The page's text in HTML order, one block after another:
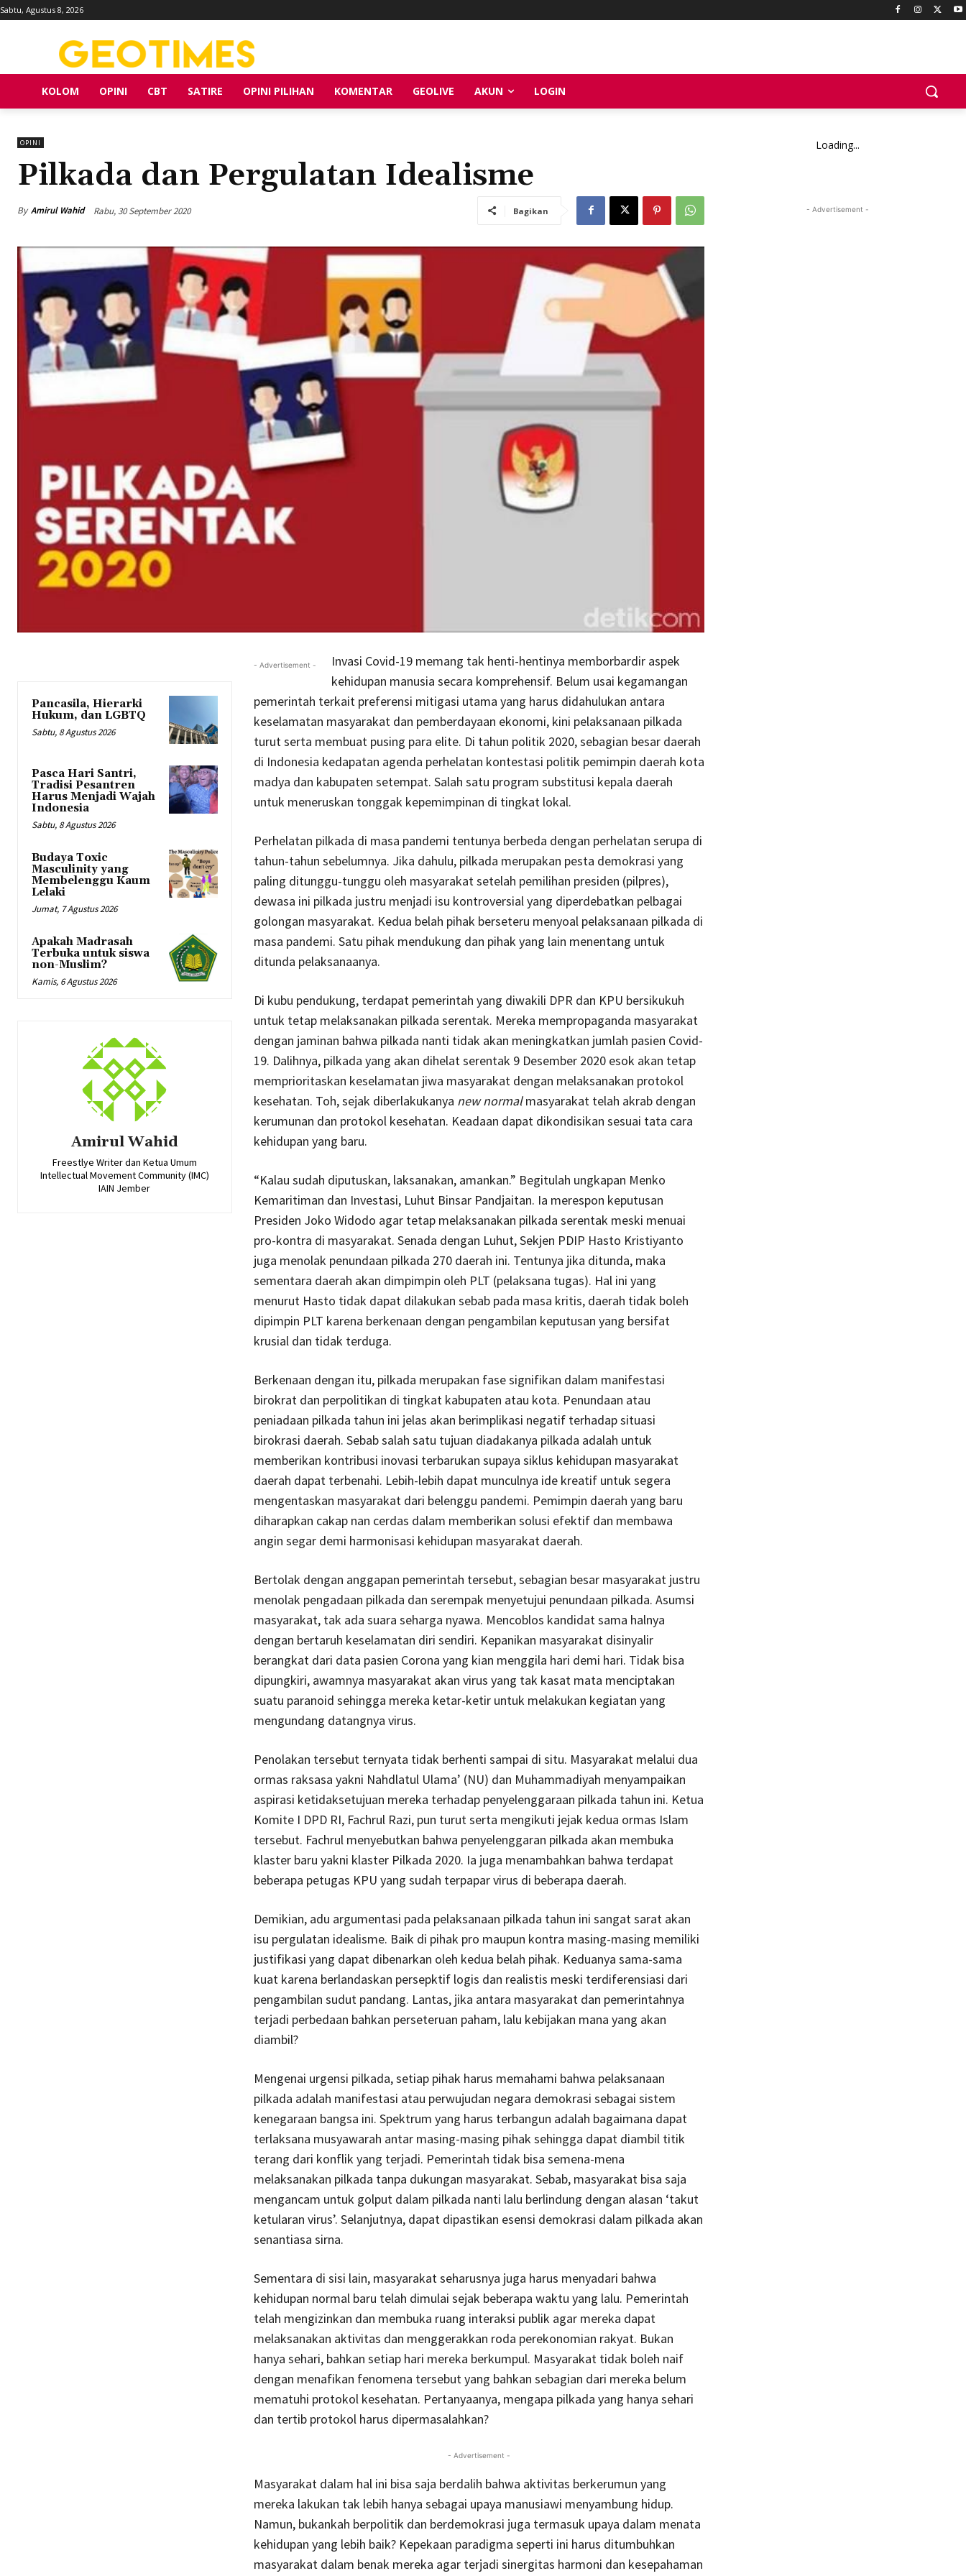
Sabtu, Agustus 8, 2026
KOLOM OPINI CBT SATIRE OPINI PILIHAN KOMENTAR GEOLIVE AKUN LOGIN
OPINI
Pilkada dan Pergulatan Idealisme
By Amirul Wahid Rabu, 30 September 2020 Bagikan
Pancasila, Hierarki
Hukum, dan LGBTQ
Sabtu, 8 Agustus 2026
Pasca Hari Santri,
Tradisi Pesantren
Harus Menjadi Wajah
Indonesia
Sabtu, 8 Agustus 2026
Budaya Toxic
Masculinity yang
Membelenggu Kaum
Lelaki
Jumat, 7 Agustus 2026
Apakah Madrasah
Terbuka untuk siswa
non-Muslim?
Kamis, 6 Agustus 2026
Amirul Wahid
Freestlye Writer dan Ketua Umum
Intellectual Movement Community (IMC)
IAIN Jember
- Advertisement -
Invasi Covid-19 memang tak henti-hentinya memborbardir aspek
kehidupan manusia secara komprehensif. Belum usai kegamangan
pemerintah terkait preferensi mitigasi utama yang harus didahulukan antara
keselamatan masyarakat dan pemberdayaan ekonomi, kini pelaksanaan pilkada
turut serta membuat pusing para elite. Di tahun politik 2020, sebagian besar daerah
di Indonesia kedapatan agenda perhelatan kontestasi politik pemimpin daerah kota
madya dan kabupaten setempat. Salah satu program substitusi kepala daerah
untuk meneruskan tonggak kepemimpinan di tingkat lokal.
Perhelatan pilkada di masa pandemi tentunya berbeda dengan perhelatan serupa di
tahun-tahun sebelumnya. Jika dahulu, pilkada merupakan pesta demokrasi yang
paling ditunggu-tunggu oleh masyarakat setelah pemilihan presiden (pilpres),
dewasa ini pilkada justru menjadi isu kontroversial yang diperdebatkan pelbagai
golongan masyarakat. Kedua belah pihak berseteru menyoal pelaksanaan pilkada di
masa pandemi. Satu pihak mendukung dan pihak yang lain menentang untuk
ditunda pelaksanaanya.
Di kubu pendukung, terdapat pemerintah yang diwakili DPR dan KPU bersikukuh
untuk tetap melaksanakan pilkada serentak. Mereka mempropaganda masyarakat
dengan jaminan bahwa pilkada nanti tidak akan meningkatkan jumlah pasien Covid-
19. Dalihnya, pilkada yang akan dihelat serentak 9 Desember 2020 esok akan tetap
memprioritaskan keselamatan jiwa masyarakat dengan melaksanakan protokol
kesehatan. Toh, sejak diberlakukanya new normalmasyarakat telah akrab dengan
kerumunan dan protokol kesehatan. Keadaan dapat dikondisikan sesuai tata cara
kehidupan yang baru.
“Kalau sudah diputuskan, laksanakan, amankan.” Begitulah ungkapan Menko
Kemaritiman dan Investasi, Luhut Binsar Pandjaitan. Ia merespon keputusan
Presiden Joko Widodo agar tetap melaksanakan pilkada serentak meski menuai
pro-kontra di masyarakat. Senada dengan Luhut, Sekjen PDIP Hasto Kristiyanto
juga menolak penundaan pilkada 270 daerah ini. Tentunya jika ditunda, maka
sementara daerah akan dimpimpin oleh PLT (pelaksana tugas). Hal ini yang
menurut Hasto tidak dapat dilakukan sebab pada masa kritis, daerah tidak boleh
dipimpin PLT karena berkenaan dengan pengambilan keputusan yang bersifat
krusial dan tidak terduga.
Berkenaan dengan itu, pilkada merupakan fase signifikan dalam manifestasi
birokrat dan perpolitikan di tingkat kabupaten atau kota. Penundaan atau
peniadaan pilkada tahun ini jelas akan berimplikasi negatif terhadap situasi
birokrasi daerah. Sebab salah satu tujuan diadakanya pilkada adalah untuk
memberikan kontribusi inovasi terbarukan supaya siklus kehidupan masyarakat
daerah dapat terbenahi. Lebih-lebih dapat munculnya ide kreatif untuk segera
mengentaskan masyarakat dari belenggu pandemi. Pemimpin daerah yang baru
diharapkan cakap nan cerdas dalam memberikan solusi efektif dan membawa
angin segar demi harmonisasi kehidupan masyarakat daerah.
Bertolak dengan anggapan pemerintah tersebut, sebagian besar masyarakat justru
menolak pengadaan pilkada dan serempak menyetujui penundaan pilkada. Asumsi
masyarakat, tak ada suara seharga nyawa. Mencoblos kandidat sama halnya
dengan bertaruh keselamatan diri sendiri. Kepanikan masyarakat disinyalir
berangkat dari data pasien Corona yang kian menggila hari demi hari. Tidak bisa
dipungkiri, awamnya masyarakat akan virus yang tak kasat mata menciptakan
suatu paranoid sehingga mereka ketar-ketir untuk melakukan kegiatan yang
mengundang datangnya virus.
Penolakan tersebut ternyata tidak berhenti sampai di situ. Masyarakat melalui dua
ormas raksasa yakni Nahdlatul Ulama’ (NU) dan Muhammadiyah menyampaikan
aspirasi ketidaksetujuan mereka terhadap penyelenggaraan pilkada tahun ini. Ketua
Komite I DPD RI, Fachrul Razi, pun turut serta mengikuti jejak kedua ormas Islam
tersebut. Fachrul menyebutkan bahwa penyelenggaran pilkada akan membuka
klaster baru yakni klaster Pilkada 2020. Ia juga menambahkan bahwa terdapat
beberapa petugas KPU yang sudah terpapar virus di beberapa daerah.
Demikian, adu argumentasi pada pelaksanaan pilkada tahun ini sangat sarat akan
isu pergulatan idealisme. Baik di pihak pro maupun kontra masing-masing memiliki
justifikasi yang dapat dibenarkan oleh kedua belah pihak. Keduanya sama-sama
kuat karena berlandaskan persepktif logis dan realistis meski terdiferensiasi dari
pengambilan sudut pandang. Lantas, jika antara masyarakat dan pemerintahnya
terjadi perbedaan bahkan perseteruan paham, lalu kebijakan mana yang akan
diambil?
Mengenai urgensi pilkada, setiap pihak harus memahami bahwa pelaksanaan
pilkada adalah manifestasi atau perwujudan negara demokrasi sebagai sistem
kenegaraan bangsa ini. Spektrum yang harus terbangun adalah bagaimana dapat
terlaksana musyawarah antar masing-masing pihak sehingga dapat diambil titik
terang dari konflik yang terjadi. Pemerintah tidak bisa semena-mena
melaksanakan pilkada tanpa dukungan masyarakat. Sebab, masyarakat bisa saja
mengancam untuk golput dalam pilkada nanti lalu berlindung dengan alasan ‘takut
ketularan virus’. Selanjutnya, dapat dipastikan esensi demokrasi dalam pilkada akan
senantiasa sirna.
Sementara di sisi lain, masyarakat seharusnya juga harus menyadari bahwa
kehidupan normal baru telah dimulai sejak beberapa waktu yang lalu. Pemerintah
telah mengizinkan dan membuka ruang interaksi publik agar mereka dapat
melaksanakan aktivitas dan menggerakkan roda perekonomian rakyat. Bukan
hanya sehari, bahkan setiap hari mereka berkumpul. Masyarakat tidak boleh naif
dengan menafikan fenomena tersebut yang bahkan sebagian dari mereka belum
mematuhi protokol kesehatan. Pertanyaanya, mengapa pilkada yang hanya sehari
dan tertib protokol harus dipermasalahkan?
- Advertisement -
Masyarakat dalam hal ini bisa saja berdalih bahwa aktivitas berkerumun yang
mereka lakukan tak lebih hanya sebagai upaya manusiawi menyambung hidup.
Namun, bukankah berpolitik dan berdemokrasi juga termasuk upaya dalam menata
kehidupan yang lebih baik? Kepekaan paradigma seperti ini harus ditumbuhkan
masyarakat dalam benak mereka agar terjadi sinergitas harmoni dan kesepahaman
Loading...
- Advertisement -